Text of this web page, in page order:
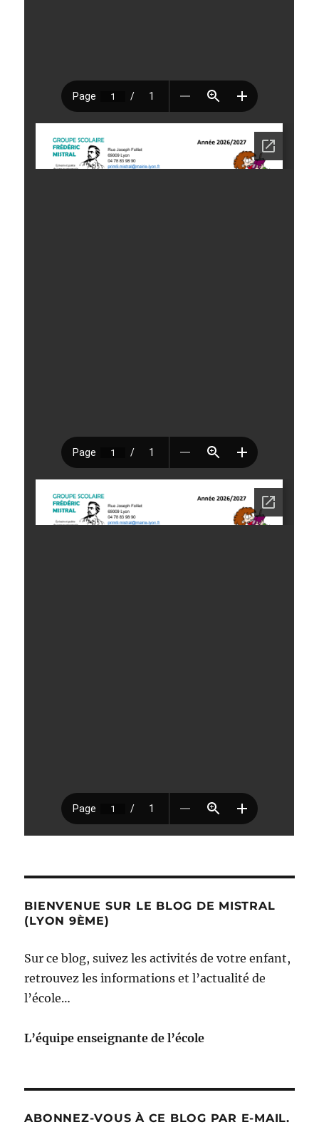
BIENVENUE SUR LE BLOG DE MISTRAL
(LYON 9ÈME)
Sur ce blog, suivez les activités de votre enfant,
retrouvez les informations et l’actualité de
l’école…
L’équipe enseignante de l’école
ABONNEZ-VOUS À CE BLOG PAR E-MAIL.